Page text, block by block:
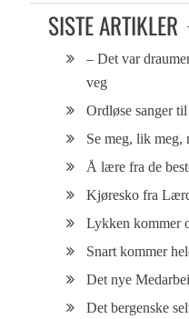
SISTE ARTIKLER
– Det var
veg
Ordløse sanger
Se meg, lik meg,
Å lære fra de
Kjøresko fra
Lykken kommer
Snart kommer
Det nye
Det bergenske